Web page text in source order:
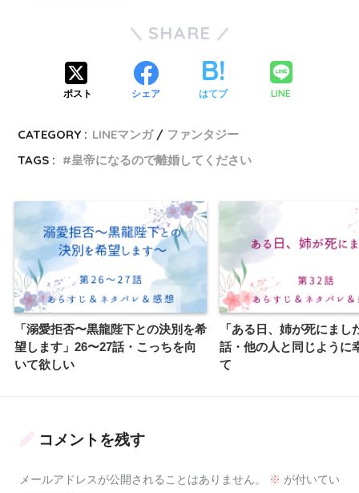
SHARE
ポスト シェア はてブ LINE
CATEGORY : LINEマンガ
ファンタジー
TAGS :
皇帝になるので離婚してください
「溺愛拒否〜黒龍陛下との決別を希
望します」26〜27話・こっちを向
いて欲しい
「ある日、姉が死にまし
話・他の人と同じように
て
コメントを残す
メールアドレスが公開されることはありません。 ※ が付いてい